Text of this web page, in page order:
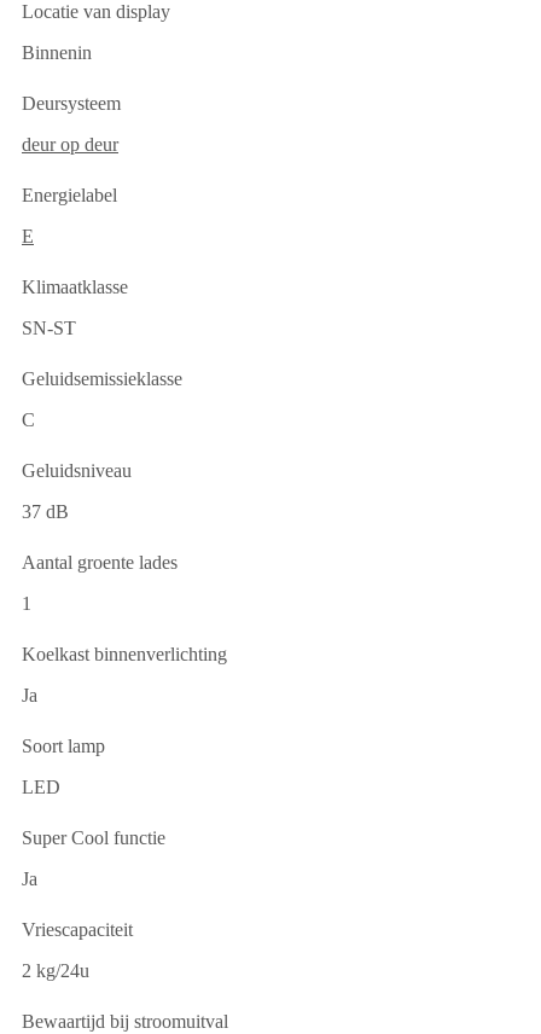
Locatie van display
Binnenin
Deursysteem
deur op deur
Energielabel
E
Klimaatklasse
SN-ST
Geluidsemissieklasse
C
Geluidsniveau
37 dB
Aantal groente lades
1
Koelkast binnenverlichting
Ja
Soort lamp
LED
Super Cool functie
Ja
Vriescapaciteit
2 kg/24u
Bewaartijd bij stroomuitval